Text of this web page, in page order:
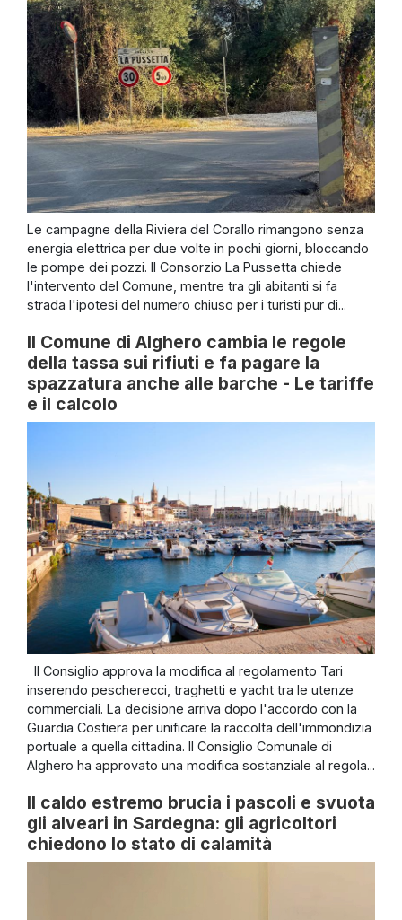
Le campagne della Riviera del Corallo rimangono senza
energia elettrica per due volte in pochi giorni, bloccando
le pompe dei pozzi. Il Consorzio La Pussetta chiede
l'intervento del Comune, mentre tra gli abitanti si fa
strada l'ipotesi del numero chiuso per i turisti pur di...
Il Comune di Alghero cambia le regole
della tassa sui rifiuti e fa pagare la
spazzatura anche alle barche - Le tariffe
e il calcolo
Il Consiglio approva la modifica al regolamento Tari
inserendo pescherecci, traghetti e yacht tra le utenze
commerciali. La decisione arriva dopo l'accordo con la
Guardia Costiera per unificare la raccolta dell'immondizia
portuale a quella cittadina. Il Consiglio Comunale di
Alghero ha approvato una modifica sostanziale al regola...
Il caldo estremo brucia i pascoli e svuota
gli alveari in Sardegna: gli agricoltori
chiedono lo stato di calamità